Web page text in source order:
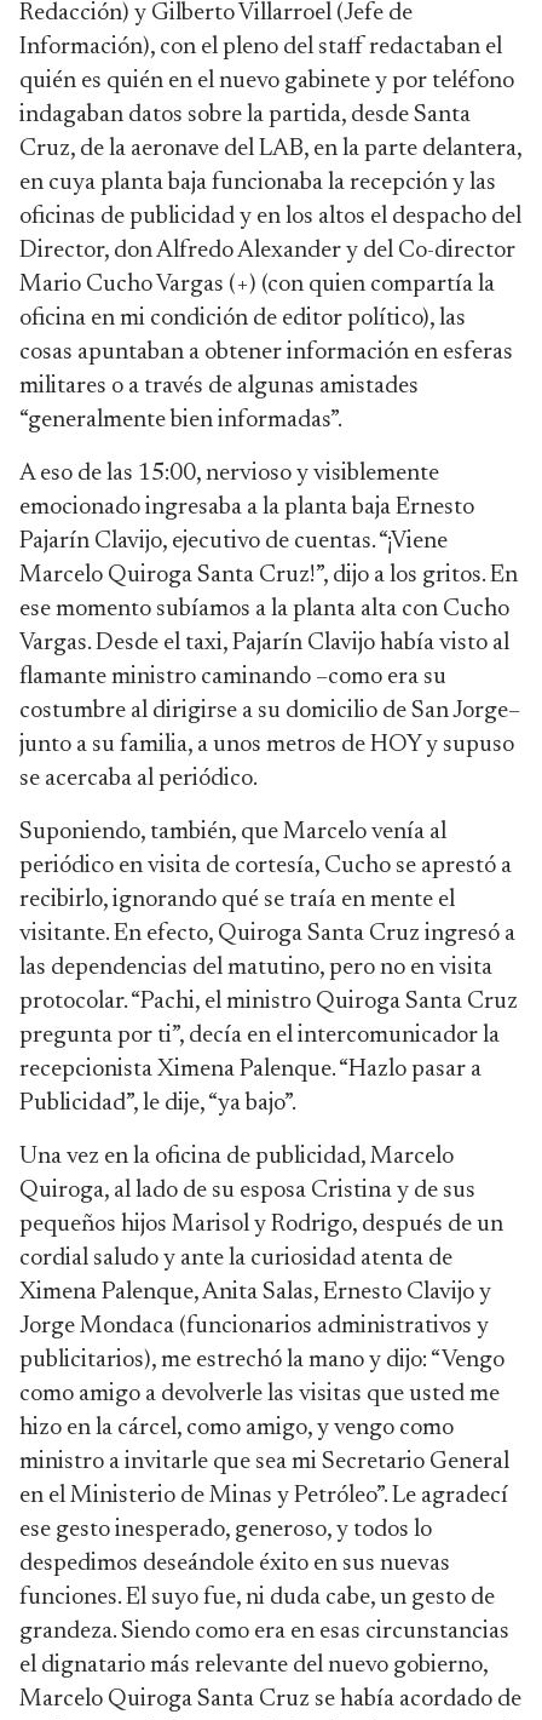
Redacción) y Gilberto Villarroel (Jefe de
Información), con el pleno del staff redactaban el
quién es quién en el nuevo gabinete y por teléfono
indagaban datos sobre la partida, desde Santa
Cruz, de la aeronave del LAB, en la parte delantera,
en cuya planta baja funcionaba la recepción y las
oficinas de publicidad y en los altos el despacho del
Director, don Alfredo Alexander y del Co-director
Mario Cucho Vargas (+) (con quien compartía la
oficina en mi condición de editor político), las
cosas apuntaban a obtener información en esferas
militares o a través de algunas amistades
“generalmente bien informadas”.
A eso de las 15:00, nervioso y visiblemente
emocionado ingresaba a la planta baja Ernesto
Pajarín Clavijo, ejecutivo de cuentas. “¡Viene
Marcelo Quiroga Santa Cruz!”, dijo a los gritos. En
ese momento subíamos a la planta alta con Cucho
Vargas. Desde el taxi, Pajarín Clavijo había visto al
flamante ministro caminando –como era su
costumbre al dirigirse a su domicilio de San Jorge–
junto a su familia, a unos metros de HOY y supuso
se acercaba al periódico.
Suponiendo, también, que Marcelo venía al
periódico en visita de cortesía, Cucho se aprestó a
recibirlo, ignorando qué se traía en mente el
visitante. En efecto, Quiroga Santa Cruz ingresó a
las dependencias del matutino, pero no en visita
protocolar. “Pachi, el ministro Quiroga Santa Cruz
pregunta por ti”, decía en el intercomunicador la
recepcionista Ximena Palenque. “Hazlo pasar a
Publicidad”, le dije, “ya bajo”.
Una vez en la oficina de publicidad, Marcelo
Quiroga, al lado de su esposa Cristina y de sus
pequeños hijos Marisol y Rodrigo, después de un
cordial saludo y ante la curiosidad atenta de
Ximena Palenque, Anita Salas, Ernesto Clavijo y
Jorge Mondaca (funcionarios administrativos y
publicitarios), me estrechó la mano y dijo: “Vengo
como amigo a devolverle las visitas que usted me
hizo en la cárcel, como amigo, y vengo como
ministro a invitarle que sea mi Secretario General
en el Ministerio de Minas y Petróleo”. Le agradecí
ese gesto inesperado, generoso, y todos lo
despedimos deseándole éxito en sus nuevas
funciones. El suyo fue, ni duda cabe, un gesto de
grandeza. Siendo como era en esas circunstancias
el dignatario más relevante del nuevo gobierno,
Marcelo Quiroga Santa Cruz se había acordado de